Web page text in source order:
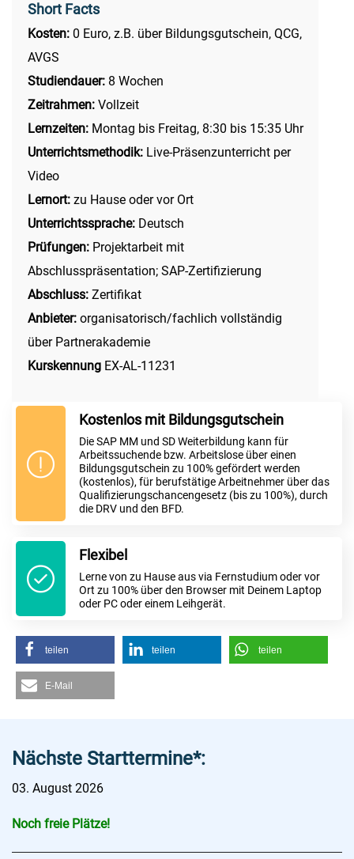
Short Facts
Kosten: 0 Euro, z.B. über Bildungsgutschein, QCG,
AVGS
Studiendauer: 8 Wochen
Zeitrahmen: Vollzeit
Lernzeiten: Montag bis Freitag, 8:30 bis 15:35 Uhr
Unterrichtsmethodik: Live-Präsenzunterricht per
Video
Lernort: zu Hause oder vor Ort
Unterrichtssprache: Deutsch
Prüfungen: Projektarbeit mit
Abschlusspräsentation; SAP-Zertifizierung
Abschluss: Zertifikat
Anbieter: organisatorisch/fachlich vollständig
über Partnerakademie
Kurskennung EX-AL-11231
Kostenlos mit Bildungsgutschein
Die SAP MM und SD Weiterbildung kann für
Arbeitssuchende bzw. Arbeitslose über einen
Bildungsgutschein zu 100% gefördert werden
(kostenlos), für berufstätige Arbeitnehmer über das
Qualifizierungschancengesetz (bis zu 100%), durch
die DRV und den BFD.
Flexibel
Lerne von zu Hause aus via Fernstudium oder vor
Ort zu 100% über den Browser mit Deinem Laptop
oder PC oder einem Leihgerät.
teilen teilen teilen
E-Mail
Nächste Starttermine*:
03. August 2026
Noch freie Plätze!